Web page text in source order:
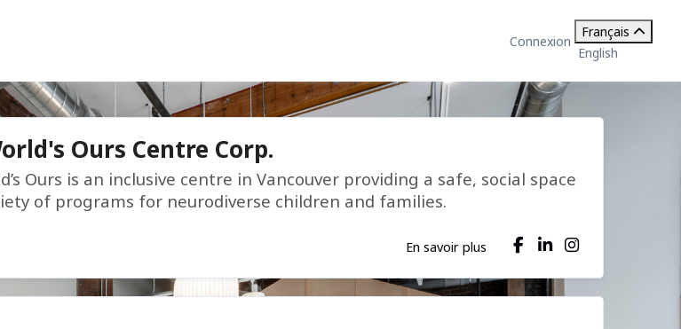
Connexion
Français
English
Ours Centre Corp.
Ours is an inclusive centre in Vancouver providing a safe, social space
of programs for neurodiverse children and families.
En savoir plus